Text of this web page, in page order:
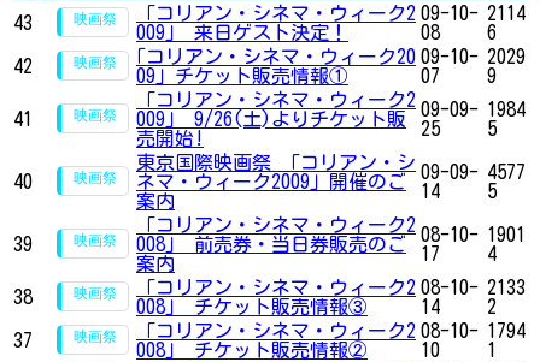
43
「コリアン・シネマ・ウィーク2
009」 来日ゲスト決定！
09-10-
08
2114
6
42
｢コリアン・シネマ・ウィーク20
09｣ チケット販売情報①
09-10-
07
2029
9
41
「コリアン・シネマ・ウィーク2
009」 9/26(土)よりチケット販
売開始!
09-09-
25
1984
5
40
東京国際映画祭 「コリアン・シ
ネマ・ウィーク2009」開催のご
案内
09-09-
14
4577
5
39
「コリアン・シネマ・ウィーク2
008」 前売券・当日券販売のご
案内
08-10-
17
1901
4
38
「コリアン・シネマ・ウィーク2
008」 チケット販売情報③
08-10-
14
2133
2
37
「コリアン・シネマ・ウィーク2
008」 チケット販売情報②
08-10-
10
1794
1